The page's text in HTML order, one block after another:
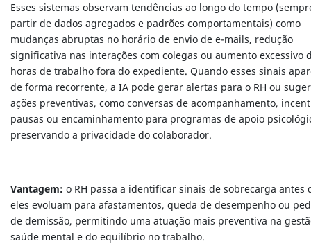
Esses sistemas observam tendências ao longo do tempo
partir de dados agregados e padrões comportamentais) como
mudanças abruptas no horário de envio de e-mails, redução
significativa nas interações com colegas ou aumento excessivo
horas de trabalho fora do expediente. Quando esses sinais
de forma recorrente, a IA pode gerar alertas para o RH ou
ações preventivas, como conversas de acompanhamento,
pausas ou encaminhamento para programas de apoio
preservando a privacidade do colaborador.
Vantagem: o RH passa a identificar sinais de sobrecarga antes
eles evoluam para afastamentos, queda de desempenho ou
de demissão, permitindo uma atuação mais preventiva na
saúde mental e do equilíbrio no trabalho.